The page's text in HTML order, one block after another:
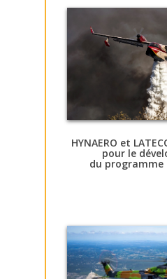
HYNAERO et
pour le
du programme